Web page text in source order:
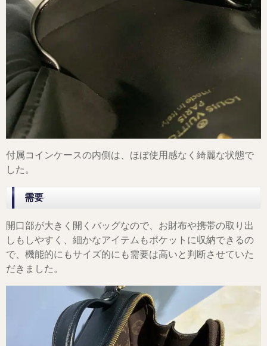
付属コインケースの内側は、ほぼ使用感なく綺麗な状態で
した。
需要
開口部が大きく開くバッグなので、お財布や携帯の取り出
しもしやすく、細かなアイテムもポケットに収納できるの
で、機能的にもサイズ的にも需要は高いと判断させていた
だきました。